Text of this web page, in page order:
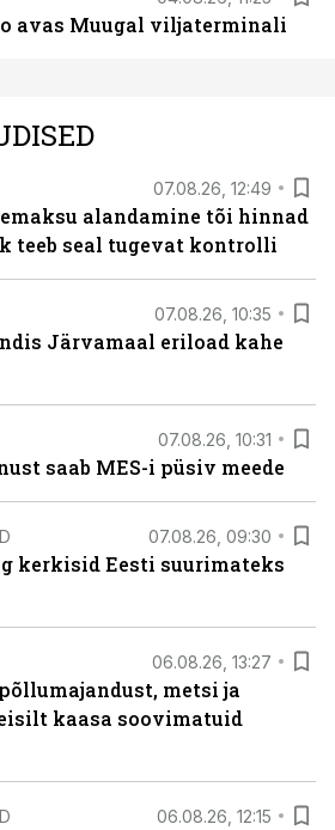
avas Muugal viljaterminali
07.08.26, 12:49
alandamine tõi hinnad
teeb seal tugevat kontrolli
07.08.26, 10:35
Järvamaal eriload kahe
07.08.26, 10:31
saab MES-i püsiv meede
07.08.26, 09:30
kerkisid Eesti suurimateks
06.08.26, 13:27
metsi ja
kaasa soovimatuid
06.08.26, 12:15